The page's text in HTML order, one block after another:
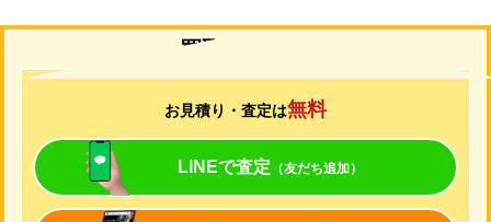
買取について
お見積り・査定は無料
LINEで査定 （友だち追加）